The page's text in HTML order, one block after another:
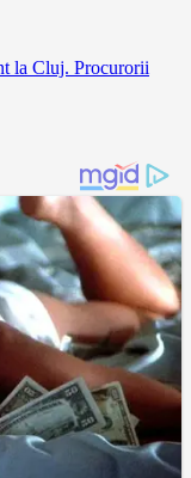
la Cluj. Procurorii